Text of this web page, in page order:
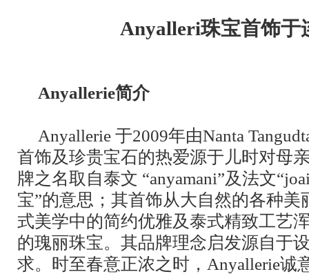
Anyalleri珠宝首饰于
Anyallerie简介
Anyallerie 于2009年由Nanta
首饰及珍贵宝石的热爱源于儿时对母
牌之名取自泰文 “anyamani”及法文
宝”的意思；其首饰从大自然的各种
式美学中的简约优雅及泰式精致工艺
的瑰丽珠宝。其品牌理念启发源自于
求。时至春意正浓之时，Anyallerie诚